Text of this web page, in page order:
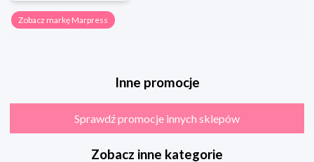
Zobacz markę Marpress
Inne promocje
Sprawdź promocje innych sklepów
Zobacz inne kategorie